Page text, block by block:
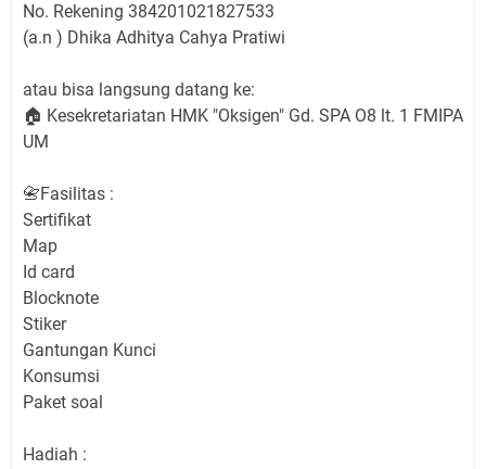
No. Rekening 384201021827533
(a.n ) Dhika Adhitya Cahya Pratiwi
atau bisa langsung datang ke:
🏠 Kesekretariatan HMK "Oksigen" Gd. SPA O8 lt. 1 FMIPA
UM
📇Fasilitas :
Sertifikat
Map
Id card
Blocknote
Stiker
Gantungan Kunci
Konsumsi
Paket soal
Hadiah :